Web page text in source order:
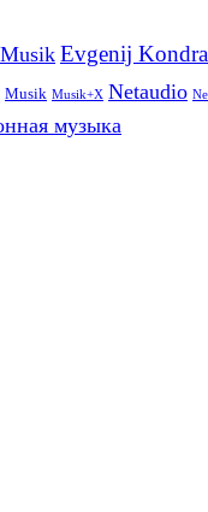
Evgenij
Musik Musik+X Netaudio
музыка